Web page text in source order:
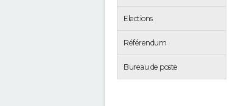
Elections
Référendum
Bureau de poste